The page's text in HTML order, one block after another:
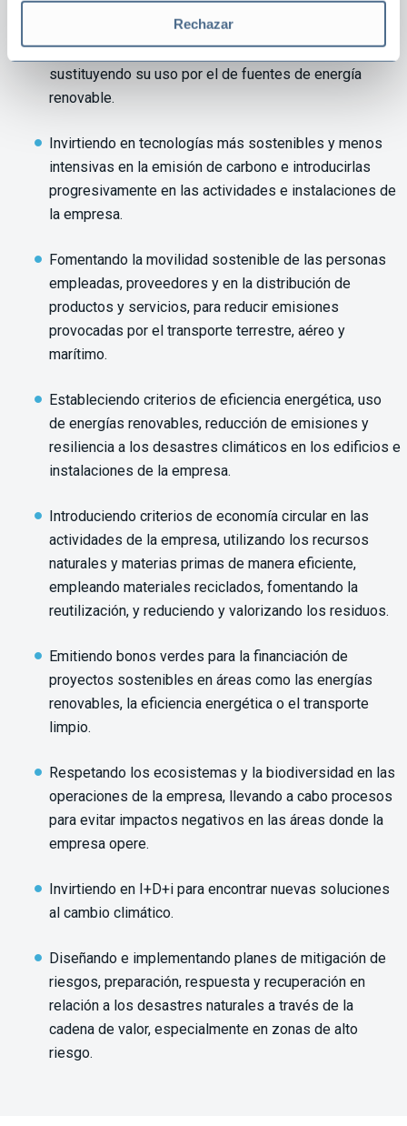
Rechazar
Disminuyendo gradualmente el uso de combustibles
fósiles en las operaciones de la empresa y
sustituyendo su uso por el de fuentes de energía
renovable.
Invirtiendo en tecnologías más sostenibles y menos
intensivas en la emisión de carbono e introducirlas
progresivamente en las actividades e instalaciones de
la empresa.
Fomentando la movilidad sostenible de las personas
empleadas, proveedores y en la distribución de
productos y servicios, para reducir emisiones
provocadas por el transporte terrestre, aéreo y
marítimo.
Estableciendo criterios de eficiencia energética, uso
de energías renovables, reducción de emisiones y
resiliencia a los desastres climáticos en los edificios e
instalaciones de la empresa.
Introduciendo criterios de economía circular en las
actividades de la empresa, utilizando los recursos
naturales y materias primas de manera eficiente,
empleando materiales reciclados, fomentando la
reutilización, y reduciendo y valorizando los residuos.
Emitiendo bonos verdes para la financiación de
proyectos sostenibles en áreas como las energías
renovables, la eficiencia energética o el transporte
limpio.
Respetando los ecosistemas y la biodiversidad en las
operaciones de la empresa, llevando a cabo procesos
para evitar impactos negativos en las áreas donde la
empresa opere.
Invirtiendo en I+D+i para encontrar nuevas soluciones
al cambio climático.
Diseñando e implementando planes de mitigación de
riesgos, preparación, respuesta y recuperación en
relación a los desastres naturales a través de la
cadena de valor, especialmente en zonas de alto
riesgo.